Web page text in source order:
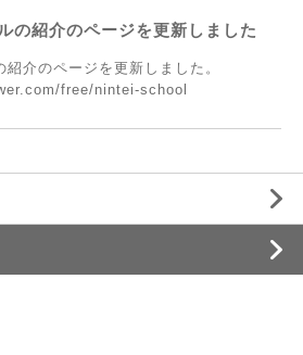
の紹介のページを更新しました
介のページを更新しました。
free/nintei-school